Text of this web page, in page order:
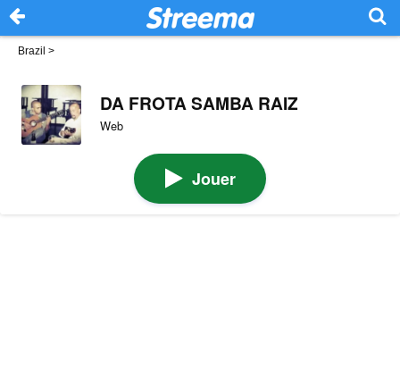
Brazil >
DA FROTA SAMBA RAIZ
Web
Jouer